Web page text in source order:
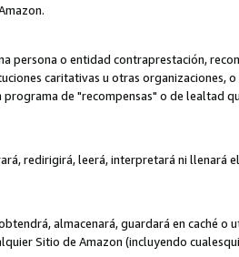
persona o entidad contraprestación,
caritativas u otras organizaciones,
de "recompensas" o de lealtad
redirigirá, leerá, interpretará ni
almacenará, guardará en caché
Sitio de Amazon (incluyendo